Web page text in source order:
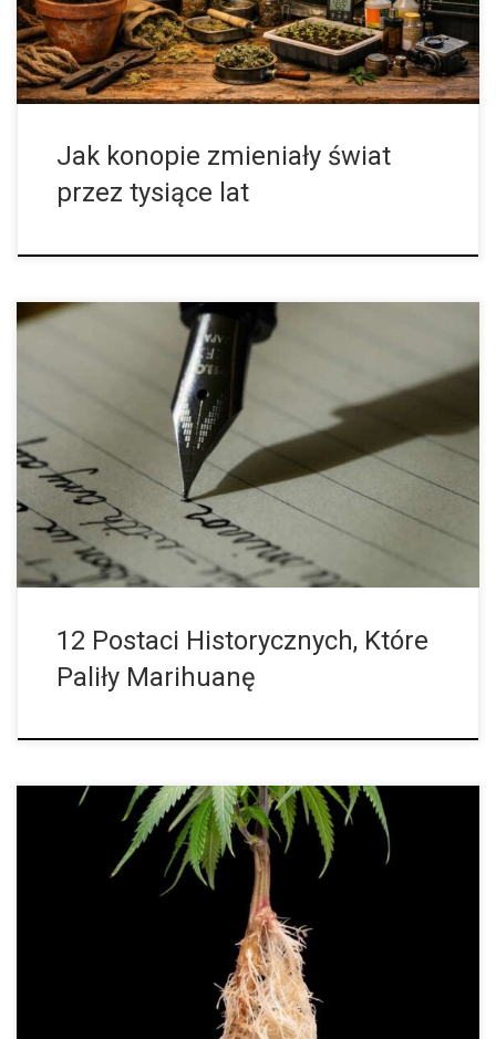
społeczności. Były wykorzystywane do produkcji narzędzi,
materiałów tekstylnych oraz elementów konstrukcyjnych, które
umożliwiały rozwój osadnictwa. Przez tysiąclecia […]
Jak konopie zmieniały świat
przez tysiące lat
12 ważnych postaci historycznych, które paliły marihuanę.
Ludzie i konopie mają bardzo długą wspólną historię.
Doniesienia o używaniu konopi sięgają 2800 r. p.n.e., kiedy to
zostały wymienione w farmakopei chińskiego cesarza Shen
Nunga, ale jest bardzo prawdopodobne, że konopie były
nieformalnie używane na długo przed tym czasem. Liczne
korzyści zdrowotne konopi, niekończące się zastosowania
mocnych włókien konopnych i rekreacyjne aspekty rośliny to
niektóre ze sposobów, w jakie konopie zostały powiązane […]
12 Postaci Historycznych, Które
Paliły Marihuanę
Genetyczne sekwencjonowanie pokazuje, że rośliny konopi
zostały udomowione już 12 tysięcy lat temu. Wiele osób nie
zdaje sobie sprawy, że obecne zainteresowanie konopiami
indyjskimi nie jest jedynie chwilową modą i że ten gatunek rośliny
zaspokaja różnorodne potrzeby człowieka od tysięcy lat. W
niedawnym badaniu znaleziono dowody genetyczne na to, że
konopie indyjskie zostały udomowione już 12 000 lat temu.
Przodkiem wszystkich odmian rosnących dzisiaj przy sztucznym